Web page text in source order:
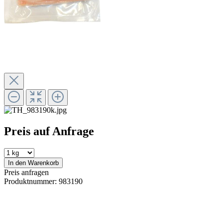
Preis auf Anfrage
In den Warenkorb
Preis anfragen
Produktnummer: 983190